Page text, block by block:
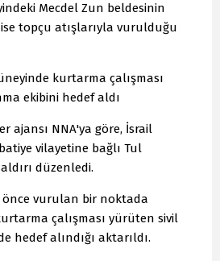
Mecdel Zun beldesinin
topçu atışlarıyla vurulduğu
kurtarma çalışması
ekibini hedef aldı
ajansı NNA'ya göre, İsrail
vilayetine bağlı Tul
düzenledi.
önce vurulan bir noktada
çalışması yürüten sivil
hedef alındığı aktarıldı.